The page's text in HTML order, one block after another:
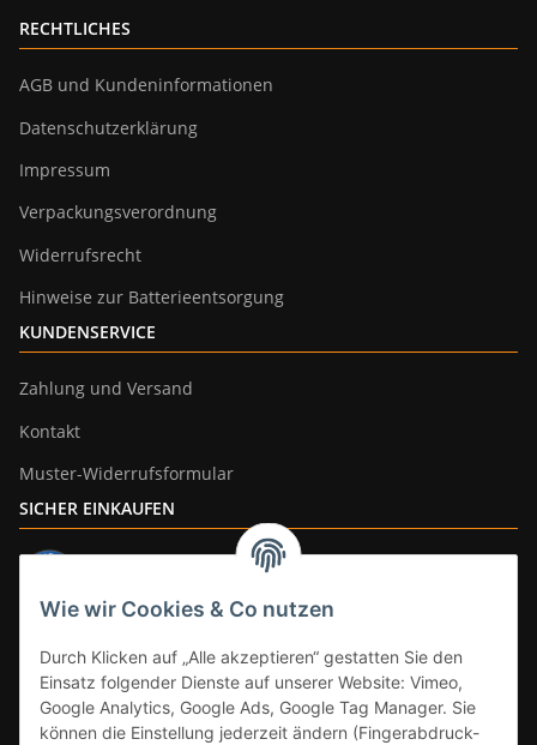
Wie wir Cookies & Co nutzen
Durch Klicken auf „Alle akzeptieren“ gestatten Sie den
Einsatz folgender Dienste auf unserer Website: Vimeo,
Google Analytics, Google Ads, Google Tag Manager. Sie
können die Einstellung jederzeit ändern (Fingerabdruck-
RECHTLICHES
AGB und Kundeninformationen
Datenschutzerklärung
Impressum
Verpackungsverordnung
Widerrufsrecht
Hinweise zur Batterieentsorgung
KUNDENSERVICE
Zahlung und Versand
Kontakt
Muster-Widerrufsformular
SICHER EINKAUFEN